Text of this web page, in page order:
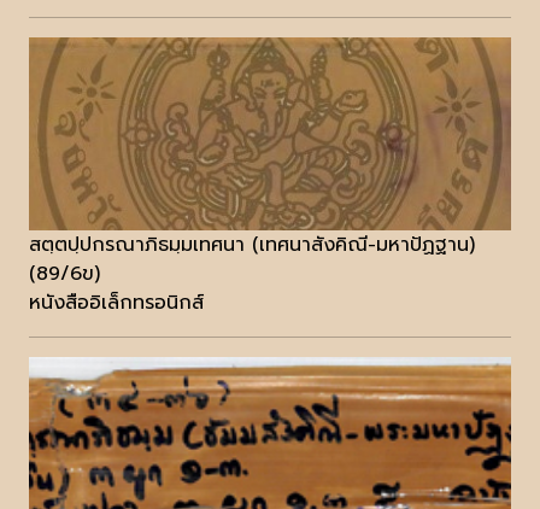
สตฺตปฺปกรณาภิธมฺมเทศนา (เทศนาสังคิณี-มหาปัฏฐาน)
(89/6ข)
หนังสืออิเล็กทรอนิกส์